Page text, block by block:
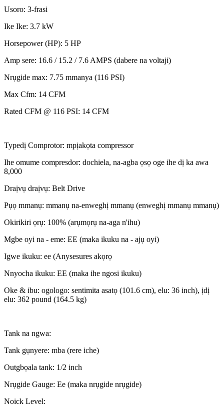
Usoro: 3-frasi
Ike Ike: 3.7 kW
Horsepower (HP): 5 HP
Amp sere: 16.6 / 15.2 / 7.6 AMPS (dabere na voltaji)
Nrụgide max: 7.75 mmanya (116 PSI)
Max Cfm: 14 CFM
Rated CFM @ 116 PSI: 14 CFM
Typedị Comprotor: mpịakọta compressor
Ihe omume compresdor: dochiela, na-agba ọsọ oge ihe dị ka awa
8,000
Draịvụ draịvụ: Belt Drive
Pụọ mmanụ: mmanụ na-enweghị mmanụ (enweghị mmanụ mmanụ)
Okirikiri ọrụ: 100% (arụmọrụ na-aga n'ihu)
Mgbe oyi na - eme: EE (maka ikuku na - ajụ oyi)
Igwe ikuku: ee (Anysesures akọrọ
Nnyocha ikuku: EE (maka ihe ngosi ikuku)
Oke & ibu: ogologo: sentimita asatọ (101.6 cm), elu: 36 inch), ịdị
elu: 362 pound (164.5 kg)
Tank na ngwa:
Tank gụnyere: mba (rere iche)
Outgbọala tank: 1/2 inch
Nrụgide Gauge: Ee (maka nrụgide nrụgide)
Noick Level: